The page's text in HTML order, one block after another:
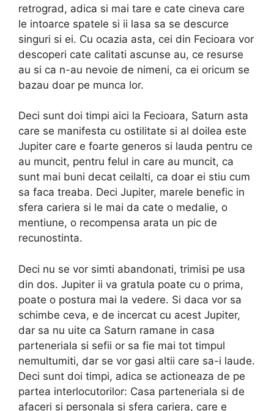
retrograd, adica si mai tare e cate cineva care
le intoarce spatele si ii lasa sa se descurce
singuri si ei. Cu ocazia asta, cei din Fecioara vor
descoperi cate calitati ascunse au, ce resurse
au si ca n-au nevoie de nimeni, ca ei oricum se
bazau doar pe munca lor.
Deci sunt doi timpi aici la Fecioara, Saturn asta
care se manifesta cu ostilitate si al doilea este
Jupiter care e foarte generos si lauda pentru ce
au muncit, pentru felul in care au muncit, ca
sunt mai buni decat ceilalti, ca doar ei stiu cum
sa faca treaba. Deci Jupiter, marele benefic in
sfera cariera si le mai da cate o medalie, o
mentiune, o recompensa arata un pic de
recunostinta.
Deci nu se vor simti abandonati, trimisi pe usa
din dos. Jupiter ii va gratula poate cu o prima,
poate o postura mai la vedere. Si daca vor sa
schimbe ceva, e de incercat cu acest Jupiter,
dar sa nu uite ca Saturn ramane in casa
parteneriala si sefii or sa fie mai tot timpul
nemultumiti, dar se vor gasi altii care sa-i laude.
Deci sunt doi timpi, adica se actioneaza de pe
partea interlocutorilor: Casa parteneriala si de
afaceri si personala si sfera cariera, care e